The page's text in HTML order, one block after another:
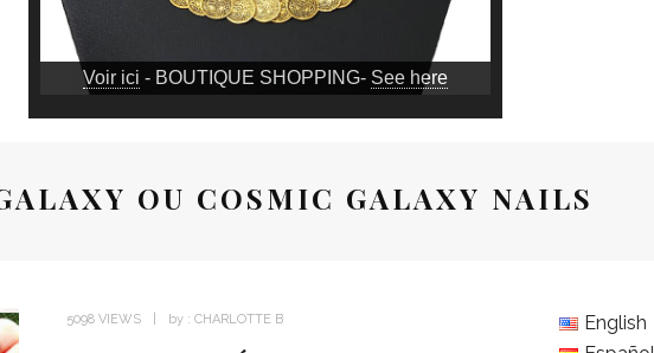
Voir ici - BOUTIQUE SHOPPING- See here
OU COSMIC GALAXY NAILS
5098 VIEWS by : CHARLOTTE B
English